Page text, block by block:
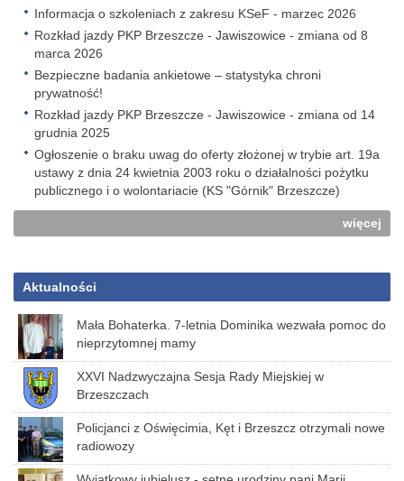
Informacja o szkoleniach z zakresu KSeF - marzec 2026
Rozkład jazdy PKP Brzeszcze - Jawiszowice - zmiana od 8
marca 2026
Bezpieczne badania ankietowe – statystyka chroni
prywatność!
Rozkład jazdy PKP Brzeszcze - Jawiszowice - zmiana od 14
grudnia 2025
Ogłoszenie o braku uwag do oferty złożonej w trybie art. 19a
ustawy z dnia 24 kwietnia 2003 roku o działalności pożytku
publicznego i o wolontariacie (KS "Górnik" Brzeszcze)
więcej
Aktualności
Mała Bohaterka. 7-letnia Dominika wezwała pomoc do
nieprzytomnej mamy
XXVI Nadzwyczajna Sesja Rady Miejskiej w
Brzeszczach
Policjanci z Oświęcimia, Kęt i Brzeszcz otrzymali nowe
radiowozy